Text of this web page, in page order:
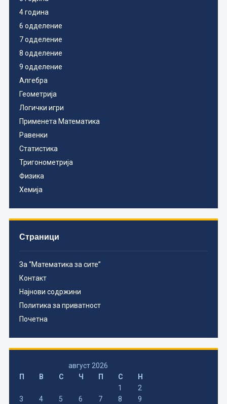
4 година
6 одделение
7 одделение
8 одделение
9 одделение
Алгебра
Геометрија
Логички игри
Применета Математика
Равенки
Статистика
Тригонометрија
Физика
Хемија
Страници
За “Математика за сите”
Контакт
Најнови содржини
Политика за приватност
Почетна
август 2026
П
В С Ч П С
Н
1
2
3
4 5 6 7 8
9